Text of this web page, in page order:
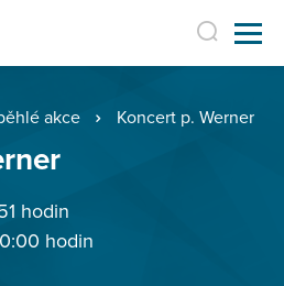
akce Koncert p. Werner
hodin
hodin